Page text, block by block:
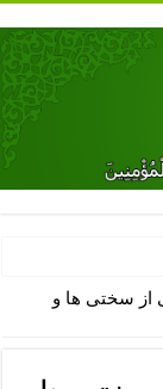
شوهر
الجمیل برای
از سختی ها و